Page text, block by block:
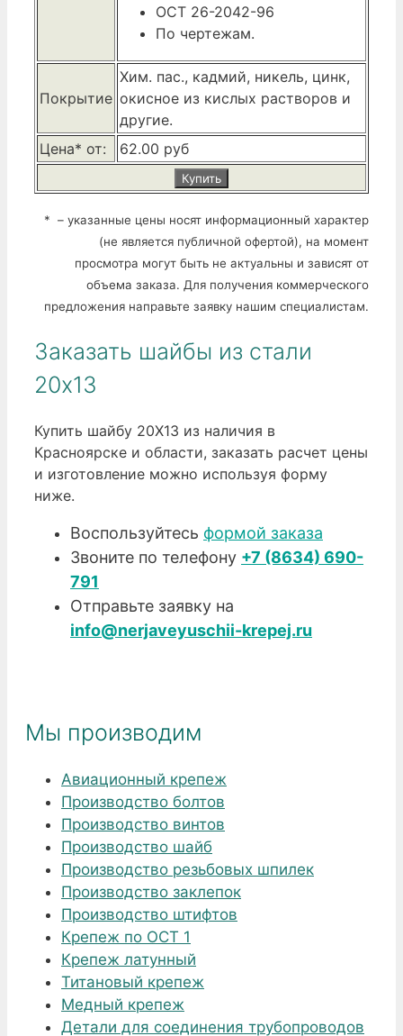
ОСТ 26-2042-96
По чертежам.
Покрытие
Хим. пас., кадмий, никель, цинк,
окисное из кислых растворов и
другие.
Цена* от:
62.00 руб
Купить
* – указанные цены носят информационный характер
(не является публичной офертой), на момент
просмотра могут быть не актуальны и зависят от
объема заказа. Для получения коммерческого
предложения направьте заявку нашим специалистам.
Заказать шайбы из стали
20х13
Купить шайбу 20Х13 из наличия в
Красноярске и области, заказать расчет цены
и изготовление можно используя форму
ниже.
Воспользуйтесь формой заказа
Звоните по телефону +7 (8634) 690-
791
Отправьте заявку на
info@nerjaveyuschii-krepej.ru
Мы производим
Авиационный крепеж
Производство болтов
Производство винтов
Производство шайб
Производство резьбовых шпилек
Производство заклепок
Производство штифтов
Крепеж по ОСТ 1
Крепеж латунный
Титановый крепеж
Медный крепеж
Детали для соединения трубопроводов